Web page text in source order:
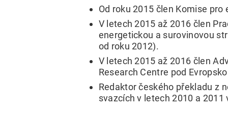
Od roku 2015 člen Komise pro
V letech 2015 až 2016 člen
energetickou a surovinovou
od roku 2012).
V letech 2015 až 2016 člen
Research Centre pod
Redaktor českého překladu z
svazcích v letech 2010 a